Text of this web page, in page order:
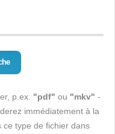
p.ex. "pdf" ou "mkv" -
immédiatement à la
type de fichier dans